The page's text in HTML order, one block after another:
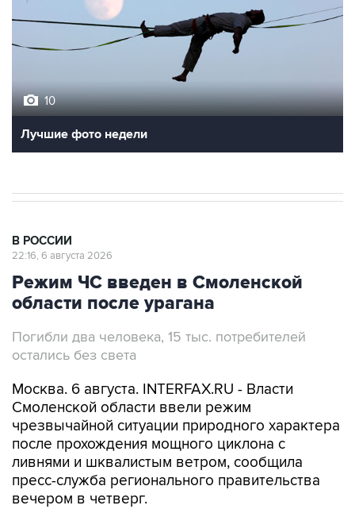
10
Лучшие фото недели
В РОССИИ
22:16, 6 августа 2026
Режим ЧС введен в Смоленской
области после урагана
Погибли два человека, 15 тыс. потребителей
остались без света
Москва. 6 августа. INTERFAX.RU - Власти
Смоленской области ввели режим
чрезвычайной ситуации природного характера
после прохождения мощного циклона с
ливнями и шквалистым ветром, сообщила
пресс-служба регионального правительства
вечером в четверг.